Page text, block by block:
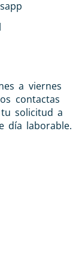
a viernes
contactas
solicitud a
día laborable.